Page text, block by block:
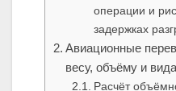
операции и
задержках
Авиационные
весу, объёму и
Расчёт